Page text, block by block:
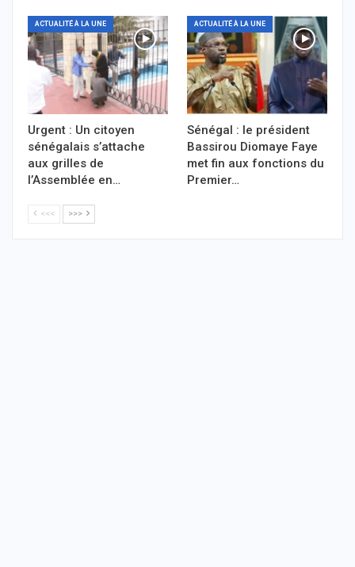
ACTUALITÉ À LA UNE
Urgent : Un citoyen
sénégalais s’attache
aux grilles de
l’Assemblée en…
ACTUALITÉ À LA UNE
Sénégal : le président
Bassirou Diomaye Faye
met fin aux fonctions du
Premier…
<<< >>>